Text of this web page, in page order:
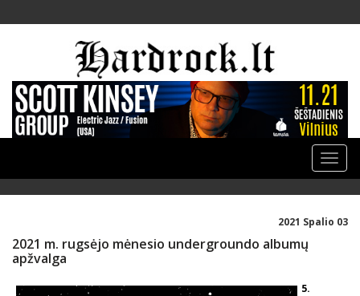
Toggle
2021 Spalio 03
2021 m. rugsėjo mėnesio undergroundo albumų
apžvalga
5.